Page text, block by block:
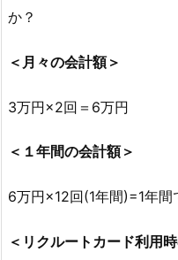
か？
＜月々の会計額＞
3万円×2回＝6万円
＜１年間の会計額＞
6万円×12回(1年間)=1年間
＜リクルートカード利用